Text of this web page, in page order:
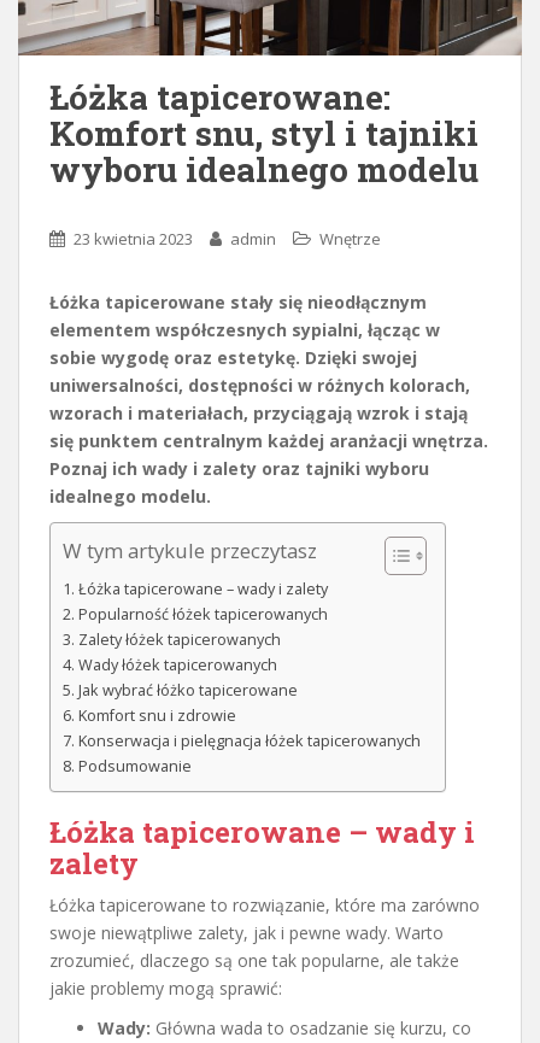
Łóżka tapicerowane:
Komfort snu, styl i tajniki
wyboru idealnego modelu
23 kwietnia 2023 admin Wnętrze
Łóżka tapicerowane stały się nieodłącznym
elementem współczesnych sypialni, łącząc w
sobie wygodę oraz estetykę. Dzięki swojej
uniwersalności, dostępności w różnych kolorach,
wzorach i materiałach, przyciągają wzrok i stają
się punktem centralnym każdej aranżacji wnętrza.
Poznaj ich wady i zalety oraz tajniki wyboru
idealnego modelu.
W tym artykule przeczytasz
Łóżka tapicerowane – wady i zalety
Popularność łóżek tapicerowanych
Zalety łóżek tapicerowanych
Wady łóżek tapicerowanych
Jak wybrać łóżko tapicerowane
Komfort snu i zdrowie
Konserwacja i pielęgnacja łóżek tapicerowanych
Podsumowanie
Łóżka tapicerowane – wady i
zalety
Łóżka tapicerowane to rozwiązanie, które ma zarówno
swoje niewątpliwe zalety, jak i pewne wady. Warto
zrozumieć, dlaczego są one tak popularne, ale także
jakie problemy mogą sprawić:
Wady: Główna wada to osadzanie się kurzu, co